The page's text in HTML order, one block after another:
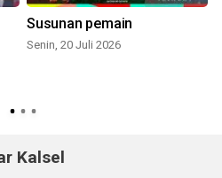
Susunan pemain
Senin, 20 Juli 2026
Kalsel